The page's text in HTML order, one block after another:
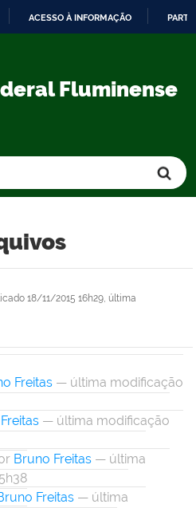
CONTEÚDO
ACESSO À INFORMAÇÃO
Fluminense
18/11/2015 16h29, última
Freitas — última modificação
— última modificação
Bruno Freitas — última
Freitas — última